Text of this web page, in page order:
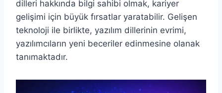
dilleri hakkında bilgi sahibi olmak, kariyer
gelişimi için büyük fırsatlar yaratabilir. Gelişen
teknoloji ile birlikte, yazılım dillerinin evrimi,
yazılımcıların yeni beceriler edinmesine olanak
tanımaktadır.